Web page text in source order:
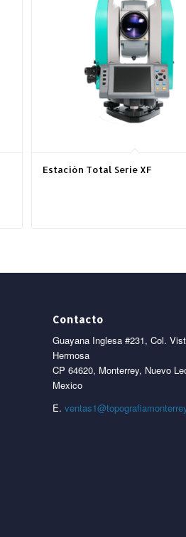
Estación Total Serie XF
Contacto
Guayana Inglesa #231, Col.
Hermosa
CP 64620, Monterrey, Nuevo
Mexico
E.